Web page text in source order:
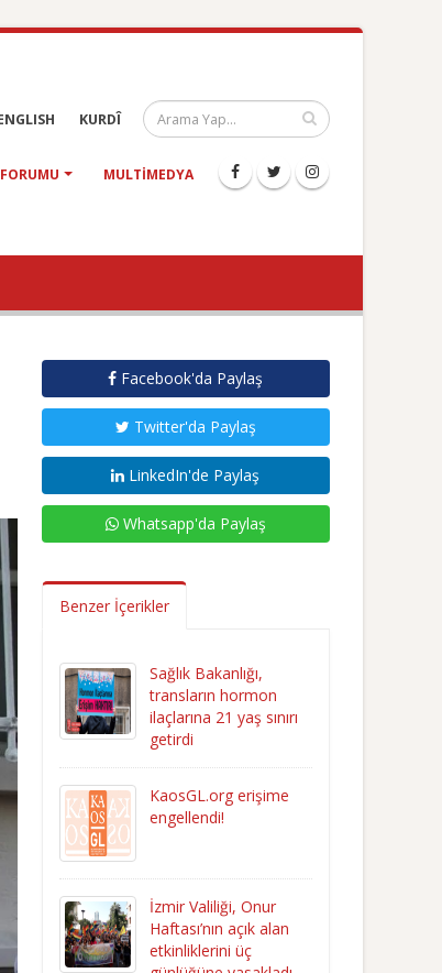
KURDÎ
MULTIMEDYA
Facebook'da Paylaş
Twitter'da Paylaş
LinkedIn'de Paylaş
Whatsapp'da Paylaş
Benzer İçerikler
Sağlık Bakanlığı,
transların hormon
ilaçlarına 21 yaş sınırı
getirdi
KaosGL.org erişime
engellendi!
İzmir Valiliği, Onur
Haftası’nın açık alan
etkinliklerini üç